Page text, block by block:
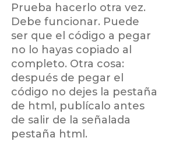
Prueba hacerlo otra vez.
Debe funcionar. Puede
ser que el código a pegar
no lo hayas copiado al
completo. Otra cosa:
después de pegar el
código no dejes la pestaña
de html, publícalo antes
de salir de la señalada
pestaña html.